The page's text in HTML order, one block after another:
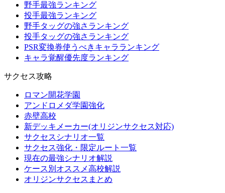
野手最強ランキング
投手最強ランキング
野手タッグの強さランキング
投手タッグの強さランキング
PSR変換券使うべきキャラランキング
キャラ覚醒優先度ランキング
サクセス攻略
ロマン開花学園
アンドロメダ学園強化
赤壁高校
新デッキメーカー(オリジンサクセス対応)
サクセスシナリオ一覧
サクセス強化・限定ルート一覧
現在の最強シナリオ解説
ケース別オススメ高校解説
オリジンサクセスまとめ